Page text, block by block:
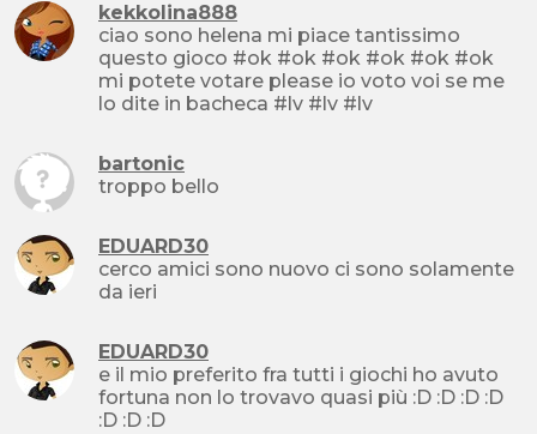
kekkolina888
ciao sono helena mi piace tantissimo
questo gioco #ok #ok #ok #ok #ok #ok
mi potete votare please io voto voi se me
lo dite in bacheca #lv #lv #lv
bartonic
troppo bello
EDUARD30
cerco amici sono nuovo ci sono solamente
da ieri
EDUARD30
e il mio preferito fra tutti i giochi ho avuto
fortuna non lo trovavo quasi più :D :D :D :D
:D :D :D